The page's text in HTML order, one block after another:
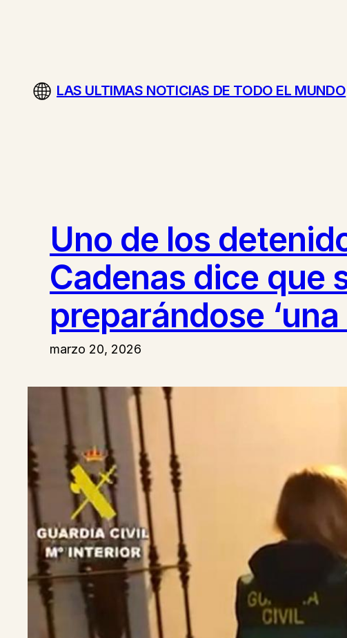
LAS ULTIMAS NOTICIAS DE TODO EL MUNDO
Uno de los
Cadenas dice que
preparándose
marzo 20, 2026